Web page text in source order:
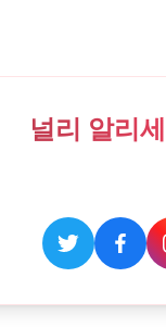
널리 알리